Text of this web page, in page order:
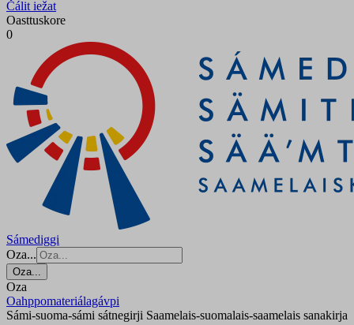
Čálit iežat
Oasttuskore
0
Sámediggi
Oza...
Oza...
Oza
Oahppomateriálagávpi
Sámi-suoma-sámi sátnegirji Saamelais-suomalais-saamelais sanakirja